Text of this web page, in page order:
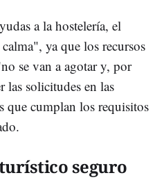
a la hostelería, el
ya que los recursos
se van a agotar y, por
las solicitudes en las
que cumplan los requisitos
seguro